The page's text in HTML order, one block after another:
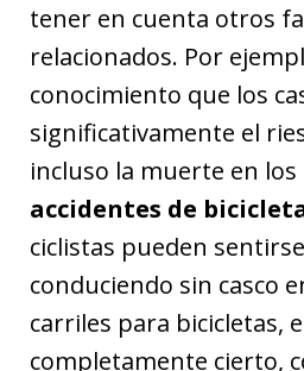
tener en cuenta otros
relacionados. Por
conocimiento que los
significativamente el
incluso la muerte en los
accidentes de
ciclistas pueden
conduciendo sin casco
carriles para bicicletas,
completamente cierto,